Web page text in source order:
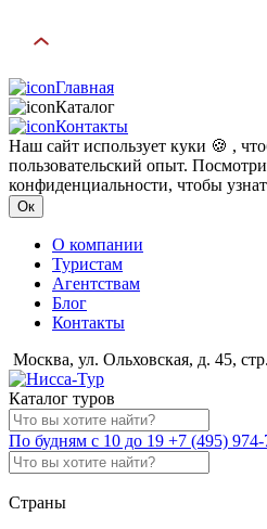
Главная
Каталог
Контакты
Наш сайт использует куки 🍪 ,
пользовательский опыт.
конфиденциальности, чтобы
Ок
О компании
Туристам
Агентствам
Блог
Контакты
Москва, ул. Ольховская, д. 45,
Каталог туров
По будням с 10 до 19 +7 (495)
Страны